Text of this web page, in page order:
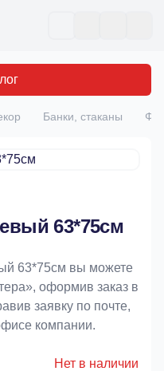
Банки, стаканы
63*75см
63*75см вы можете
оформив заказ в
заявку по почте,
компании.
Нет в наличии